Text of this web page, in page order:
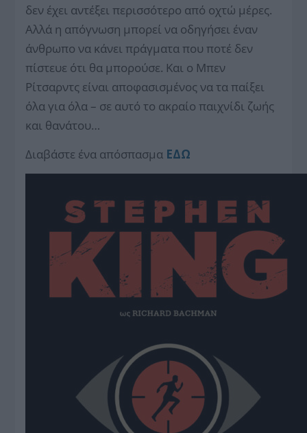
δεν έχει αντέξει περισσότερο από οχτώ μέρες.
Αλλά η απόγνωση μπορεί να οδηγήσει έναν
άνθρωπο να κάνει πράγματα που ποτέ δεν
πίστευε ότι θα μπορούσε. Και ο Μπεν
Ρίτσαρντς είναι αποφασισμένος να τα παίξει
όλα για όλα – σε αυτό το ακραίο παιχνίδι ζωής
και θανάτου…
Διαβάστε ένα απόσπασμα ΕΔΩ